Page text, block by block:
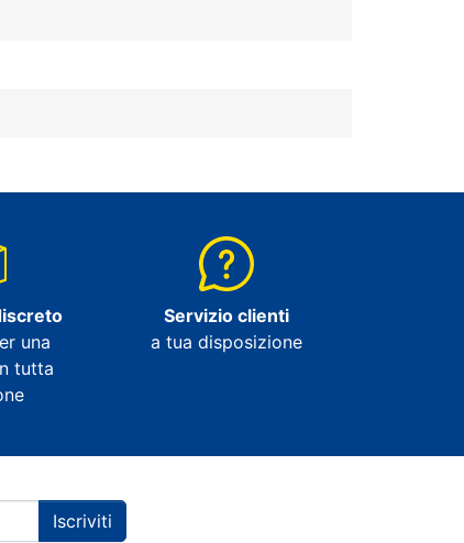
una
tutta
Servizio clienti
a tua disposizione
Iscriviti